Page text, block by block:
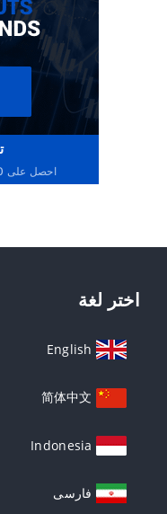
احصل على 10000 دولار مجانًا للمبتدئين
اختر لغة
English
简体中文
Indonesia
فارسی